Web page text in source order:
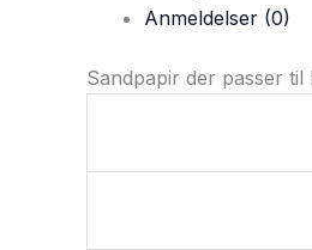
Anmeldelser (0)
Sandpapir der passer